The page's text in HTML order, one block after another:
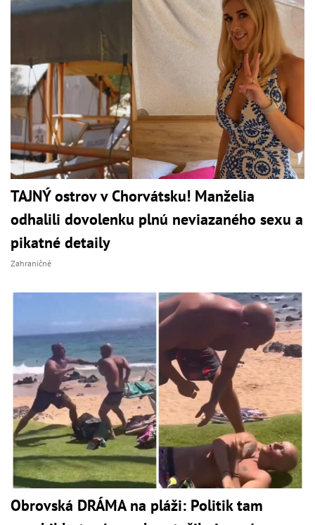
TAJNÝ ostrov v Chorvátsku! Manželia
odhalili dovolenku plnú neviazaného sexu a
pikatné detaily
Zahraničné
Obrovská DRÁMA na pláži: Politik tam